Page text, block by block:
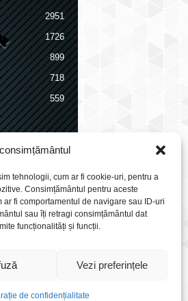
tehnologii, cum ar fi cookie-uri, pentru a
Consimțământul pentru aceste
fi comportamentul de navigare sau ID-uri
sau îți retragi consimțământul dat
funcționalități și funcții.
Vezi preferințele
de confidențialitate
2951
1726
899
718
559